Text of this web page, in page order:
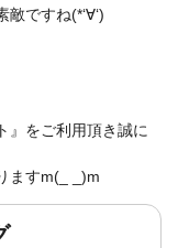
ですね(*‘∀‘)
』をご利用頂き誠に
ますm(_ _)m